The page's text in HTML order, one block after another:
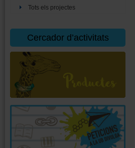
Tots els projectes
Cercador d’activitats